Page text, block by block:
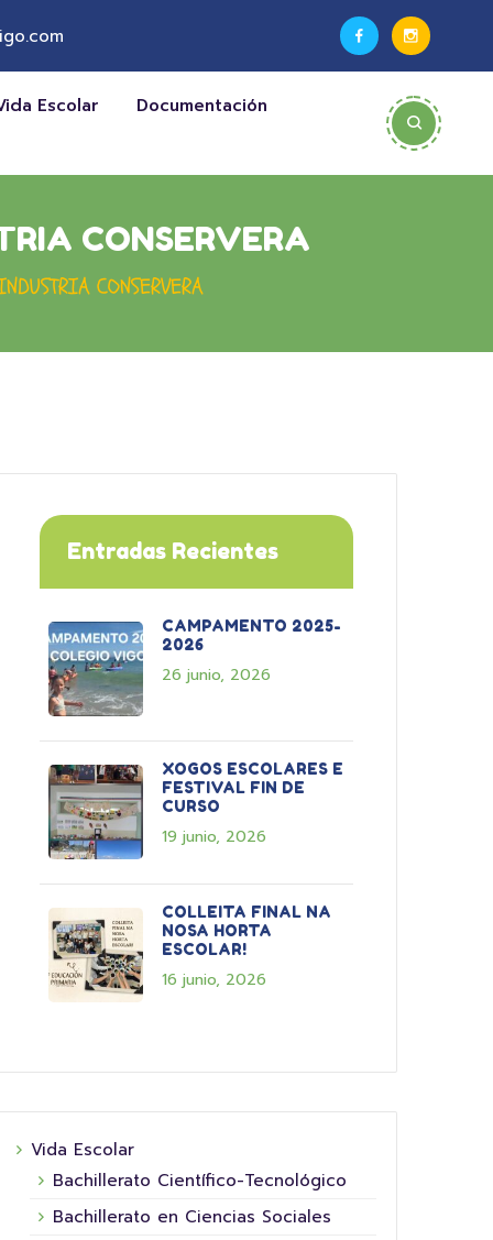
Escolar
Documentación
CONSERVERA
CONSERVERA
Entradas Recientes
CAMPAMENTO 2025-
2026
26 junio, 2026
XOGOS ESCOLARES E
FESTIVAL FIN DE
CURSO
19 junio, 2026
COLLEITA FINAL NA
NOSA HORTA
ESCOLAR!
16 junio, 2026
Vida Escolar
Bachillerato Científico-Tecnológico
Bachillerato en Ciencias Sociales